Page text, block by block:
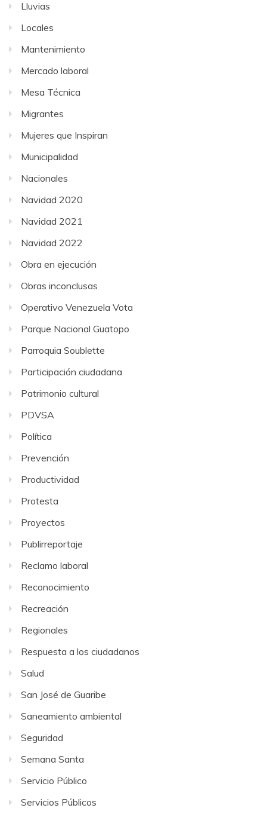
Lluvias
Locales
Mantenimiento
Mercado laboral
Mesa Técnica
Migrantes
Mujeres que Inspiran
Municipalidad
Nacionales
Navidad 2020
Navidad 2021
Navidad 2022
Obra en ejecución
Obras inconclusas
Operativo Venezuela Vota
Parque Nacional Guatopo
Parroquia Soublette
Participación ciudadana
Patrimonio cultural
PDVSA
Política
Prevención
Productividad
Protesta
Proyectos
Publirreportaje
Reclamo laboral
Reconocimiento
Recreación
Regionales
Respuesta a los ciudadanos
Salud
San José de Guaribe
Saneamiento ambiental
Seguridad
Semana Santa
Servicio Público
Servicios Públicos